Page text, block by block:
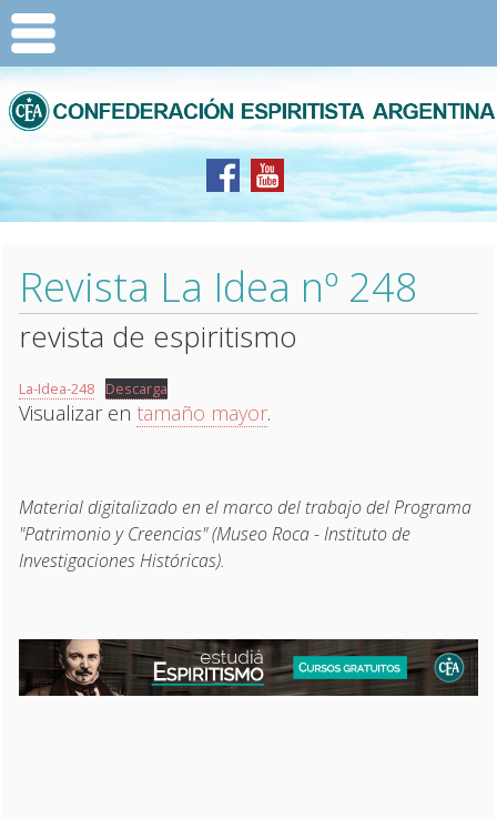
Revista La Idea nº 248
revista de espiritismo
La-Idea-248 Descarga
Visualizar entamaño mayor.
Material digitalizado en el marco del trabajo del Programa
"Patrimonio y Creencias" (Museo Roca - Instituto de
Investigaciones Históricas).